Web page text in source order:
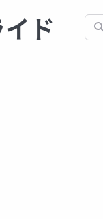
ド 検索